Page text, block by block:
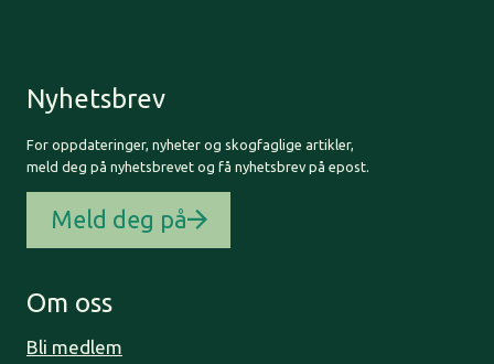
Nyhetsbrev
For oppdateringer, nyheter og skogfaglige artikler,
meld deg på nyhetsbrevet og få nyhetsbrev på epost.
Meld deg på
Om oss
Bli medlem